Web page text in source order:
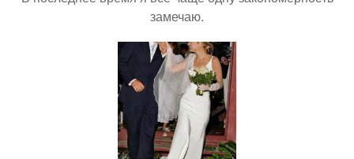
замечаю.